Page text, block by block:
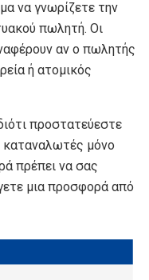
να γνωρίζετε την
πωλητή. Οι
αν ο πωλητής
ή ατομικός
προστατεύεστε
καταναλωτές μόνο
πρέπει να σας
μια προσφορά από